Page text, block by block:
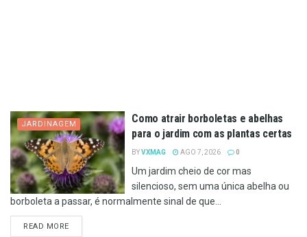
JARDINAGEM
Como atrair borboletas e abelhas
para o jardim com as plantas certas
BYVXMAG AGO 7, 2026 0
Um jardim cheio de cor mas
silencioso, sem uma única abelha ou
borboleta a passar, é normalmente sinal de que...
READ MOREDETAILS